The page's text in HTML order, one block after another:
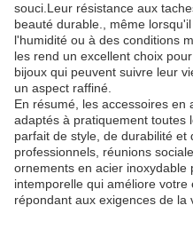
souci.Leur résistance aux
beauté durable., même
l'humidité ou à des conditions
les rend un excellent choix
bijoux qui peuvent suivre leur
un aspect raffiné.
En résumé, les accessoires en
adaptés à pratiquement toutes
parfait de style, de durabilité
professionnels, réunions
ornements en acier
intemporelle qui améliore
répondant aux exigences de la